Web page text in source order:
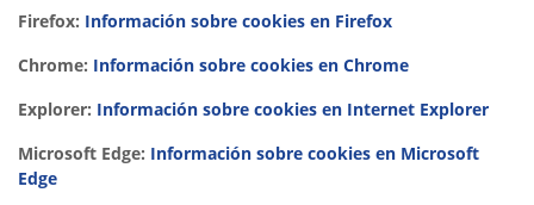
Firefox: Información sobre cookies en Firefox
Chrome: Información sobre cookies en Chrome
Explorer: Información sobre cookies en Internet Explorer
Microsoft Edge: Información sobre cookies en Microsoft
Edge